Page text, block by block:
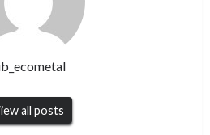
all posts